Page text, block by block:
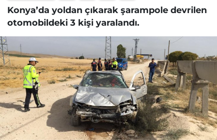
Konya’da yoldan çıkarak şarampole devrilen
otomobildeki 3 kişi yaralandı.